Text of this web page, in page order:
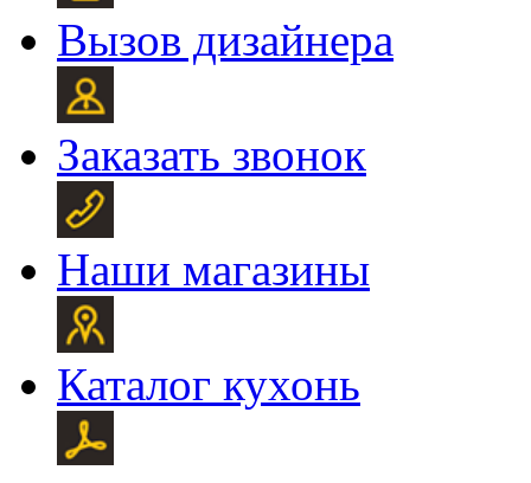
Вызов дизайнера
Заказать звонок
Наши магазины
Каталог кухонь